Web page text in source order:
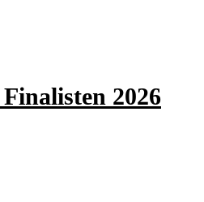
2026